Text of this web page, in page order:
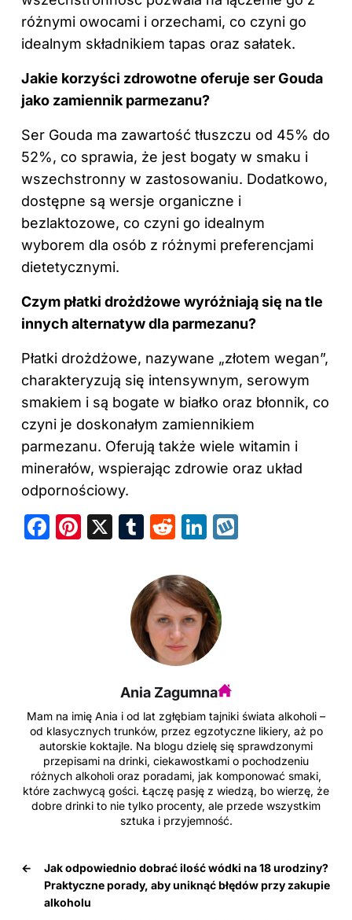
różnymi owocami i orzechami, co czyni go
idealnym składnikiem tapas oraz sałatek.
Jakie korzyści zdrowotne oferuje ser Gouda
jako zamiennik parmezanu?
Ser Gouda ma zawartość tłuszczu od 45% do
52%, co sprawia, że jest bogaty w smaku i
wszechstronny w zastosowaniu. Dodatkowo,
dostępne są wersje organiczne i
bezlaktozowe, co czyni go idealnym
wyborem dla osób z różnymi preferencjami
dietetycznymi.
Czym płatki drożdżowe wyróżniają się na tle
innych alternatyw dla parmezanu?
Płatki drożdżowe, nazywane „złotem wegan”,
charakteryzują się intensywnym, serowym
smakiem i są bogate w białko oraz błonnik, co
czyni je doskonałym zamiennikiem
parmezanu. Oferują także wiele witamin i
minerałów, wspierając zdrowie oraz układ
odpornościowy.
F
Pi X
T
m
bl
r
R
d
di
t
Li
e
dI
n
Ania Zagumna
Mam na imię Ania i od lat zgłębiam tajniki świata alkoholi –
od klasycznych trunków, przez egzotyczne likiery, aż po
autorskie koktajle. Na blogu dzielę się sprawdzonymi
przepisami na drinki, ciekawostkami o pochodzeniu
różnych alkoholi oraz poradami, jak komponować smaki,
które zachwycą gości. Łączę pasję z wiedzą, bo wierzę, że
dobre drinki to nie tylko procenty, ale przede wszystkim
sztuka i przyjemność.
←
Jak odpowiednio dobrać ilość wódki na 18 urodziny?
Praktyczne porady, aby uniknąć błędów przy zakupie
alkoholu